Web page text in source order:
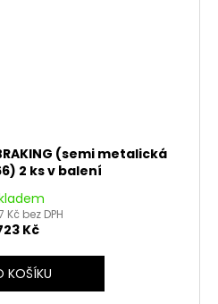
(semi metalická
2 ks v balení
Kč bez DPH
Kč
KOŠÍKU